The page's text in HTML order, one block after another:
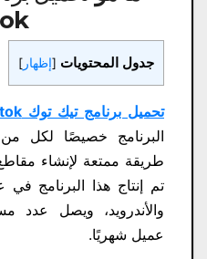
جدول المحتويات [إظهار ]
تحميل برنامج تيك توك tik tok
البرنامج خصيصًا لكل
طريقة ممتعة لإنشاء
عميل شهريًا.